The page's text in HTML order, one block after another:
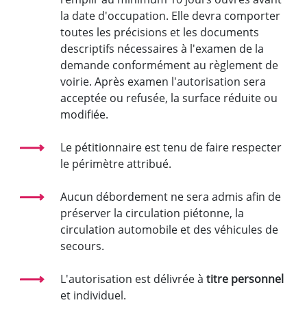
la date d'occupation. Elle devra comporter
toutes les précisions et les documents
descriptifs nécessaires à l'examen de la
demande conformément au règlement de
voirie. Après examen l'autorisation sera
acceptée ou refusée, la surface réduite ou
modifiée.
Le pétitionnaire est tenu de faire respecter
le périmètre attribué.
Aucun débordement ne sera admis afin de
préserver la circulation piétonne, la
circulation automobile et des véhicules de
secours.
L'autorisation est délivrée à titre personnel
et individuel.